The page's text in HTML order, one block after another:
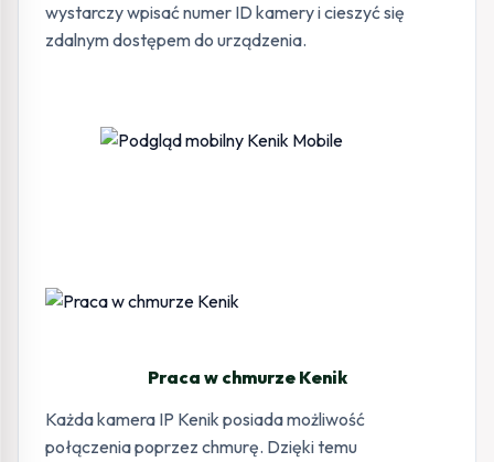
wystarczy wpisać numer ID kamery i cieszyć się
zdalnym dostępem do urządzenia.
Praca w chmurze Kenik
Każda kamera IP Kenik posiada możliwość
połączenia poprzez chmurę. Dzięki temu